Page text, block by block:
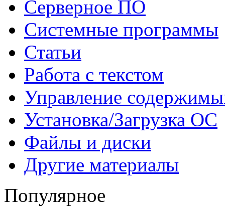
Серверное ПО
Системные программы
Статьи
Работа с текстом
Управление
Установка/Загрузка ОС
Файлы и диски
Другие материалы
Популярное